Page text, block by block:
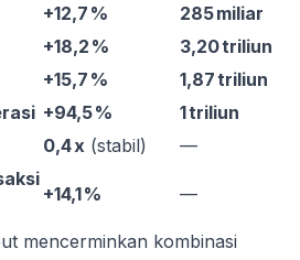
+12,7 %
285 miliar
+18,2 %
3,20 triliun
+15,7 %
1,87 triliun
+94,5 %
1 triliun
0,4 x (stabil)
—
+14,1 % —
mencerminkan kombinasi